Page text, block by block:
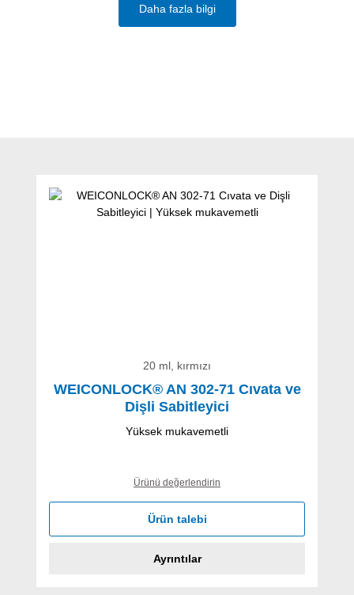
Daha fazla bilgi
20 ml, kırmızı
WEICONLOCK® AN 302-71 Cıvata ve
Dişli Sabitleyici
Yüksek mukavemetli
Ürünü değerlendirin
Ürün talebi
Ayrıntılar